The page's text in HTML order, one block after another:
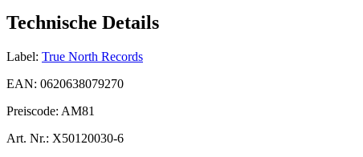
Technische Details
Label: True North Records
EAN: 0620638079270
Preiscode: AM81
Art. Nr.: X50120030-6